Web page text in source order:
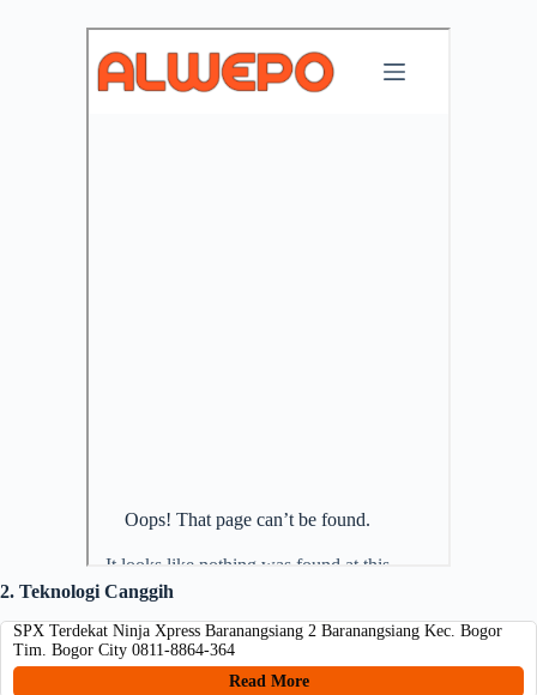
2. Teknologi Canggih
SPX Terdekat Ninja Xpress Baranangsiang 2 Baranangsiang Kec. Bogor
Tim. Bogor City 0811-8864-364
Read More